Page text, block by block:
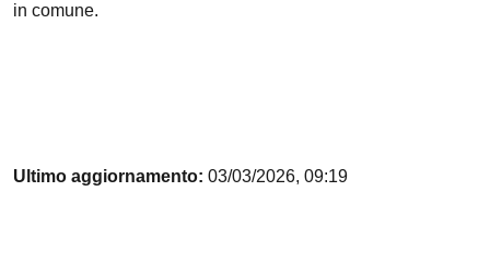
in comune.
Ultimo aggiornamento: 03/03/2026, 09:19